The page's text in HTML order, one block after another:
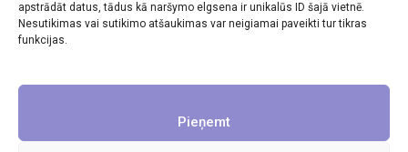
apstrādāt datus, tādus kā naršymo elgsena ir unikalūs ID šajā vietnē.
Nesutikimas vai sutikimo atšaukimas var neigiamai paveikti tur tikras
funkcijas.
Pieņemt
INFORMĀCIJA